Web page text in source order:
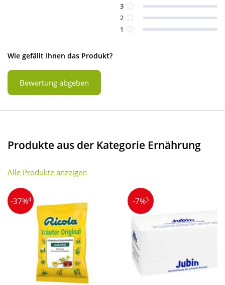
3
2
1
Wie gefällt Ihnen das Produkt?
Bewertung abgeben
Produkte aus der Kategorie Ernährung
Alle Produkte anzeigen
-37%4 -7%3